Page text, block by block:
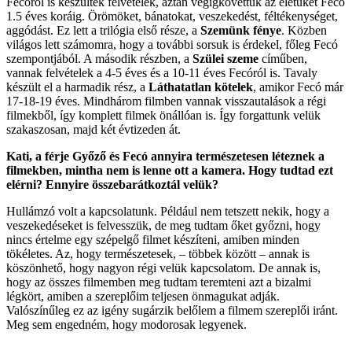
1.5 éves koráig. Örömöket, bánatokat, veszekedést, féltékenységet,
aggódást. Ez lett a trilógia első része, a Szemünk fénye. Közben
világos lett számomra, hogy a további sorsuk is érdekel, főleg Fecó
szempontjából. A második részben, a Szülei szeme címűben,
vannak felvételek a 4-5 éves és a 10-11 éves Fecóról is. Tavaly
készült el a harmadik rész, a Láthatatlan kötelek, amikor Fecó már
17-18-19 éves. Mindhárom filmben vannak visszautalások a régi
filmekből, így komplett filmek önállóan is. Így forgattunk velük
szakaszosan, majd két évtizeden át.
Kati, a férje Győző és Fecó annyira természetesen léteznek a
filmekben, mintha nem is lenne ott a kamera. Hogy tudtad ezt
elérni? Ennyire összebarátkoztál velük?
Hullámzó volt a kapcsolatunk. Például nem tetszett nekik, hogy a
veszekedéseket is felvesszük, de meg tudtam őket győzni, hogy
nincs értelme egy szépelgő filmet készíteni, amiben minden
tökéletes. Az, hogy természetesek, – többek között – annak is
köszönhető, hogy nagyon régi velük kapcsolatom. De annak is,
hogy az összes filmemben meg tudtam teremteni azt a bizalmi
légkört, amiben a szereplőim teljesen önmagukat adják.
Valószínűleg ez az igény sugárzik belőlem a filmem szereplői iránt.
Meg sem engedném, hogy modorosak legyenek.